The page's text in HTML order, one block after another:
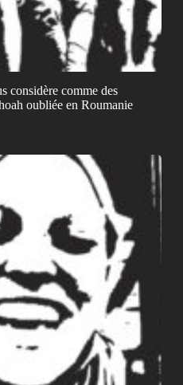
considère comme des
oubliée en Roumanie